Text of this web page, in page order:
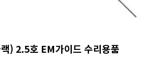
) 2.5호 EM가이드 수리용품